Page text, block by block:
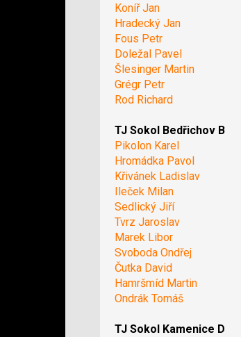
Koníř Jan
Hradecký Jan
Fous Petr
Doležal Pavel
Šlesinger Martin
Grégr Petr
Rod Richard
TJ Sokol Bedřichov B
Pikolon Karel
Hromádka Pavol
Křivánek Ladislav
Ileček Milan
Sedlický Jiří
Tvrz Jaroslav
Marek Libor
Svoboda Ondřej
Čutka David
Hamršmíd Martin
Ondrák Tomáš
TJ Sokol Kamenice D